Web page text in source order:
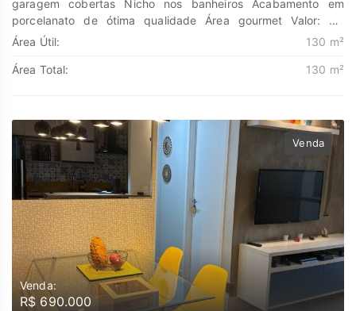
garagem cobertas Nicho nos banheiros Acabamento em
porcelanato de ótima qualidade Área gourmet Valor: R$
890.000,00 Previsão de entrega: 12/2026 Descubra o poder
oportunidades. Na Marengo Imóveis cada passo é uma nova
8087
Área Útil: 130 m²
Área Total: 130 m²
Venda
Venda:
R$ 690.000